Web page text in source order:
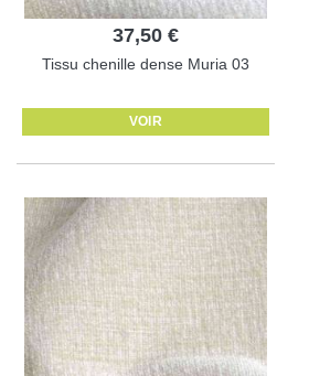
37,50 €
Tissu chenille dense Muria 03
VOIR